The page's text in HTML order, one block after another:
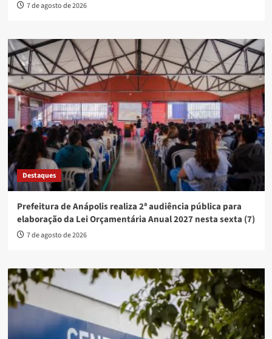
7 de agosto de 2026
Destaques
Prefeitura de Anápolis realiza 2ª audiência pública para
elaboração da Lei Orçamentária Anual 2027 nesta sexta (7)
7 de agosto de 2026